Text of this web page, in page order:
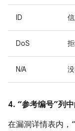
ID
DoS
N/A
4. “参考编号”列
在漏洞详情表内，